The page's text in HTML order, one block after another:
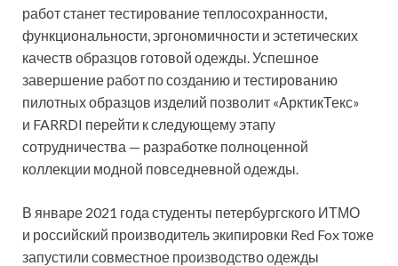
работ станет тестирование теплосохранности,
функциональности, эргономичности и эстетических
качеств образцов готовой одежды. Успешное
завершение работ по созданию и тестированию
пилотных образцов изделий позволит «АрктикТекс»
и FARRDI перейти к следующему этапу
сотрудничества — разработке полноценной
коллекции модной повседневной одежды.
В январе 2021 года студенты петербургского ИТМО
и российский производитель экипировки Red Fox тоже
запустили совместное производство одежды